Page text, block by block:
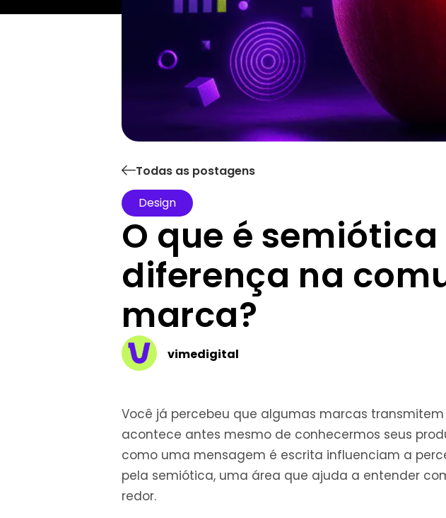
Todas as postagens
Design
O que é
diferença na
marca?
vimedigital
Você já percebeu que algumas marcas
acontece antes mesmo de conhecermos seus
como uma mensagem é escrita influenciam a
pela semiótica, uma área que ajuda a entender
redor.